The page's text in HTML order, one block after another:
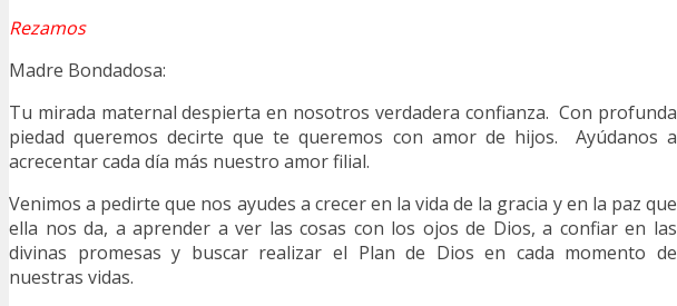
Rezamos
Madre Bondadosa:
Tu mirada maternal despierta en nosotros verdadera confianza. Con profunda
piedad queremos decirte que te queremos con amor de hijos. Ayúdanos a
acrecentar cada día más nuestro amor filial.
Venimos a pedirte que nos ayudes a crecer en la vida de la gracia y en la paz que
ella nos da, a aprender a ver las cosas con los ojos de Dios, a confiar en las
divinas promesas y buscar realizar el Plan de Dios en cada momento de
nuestras vidas.